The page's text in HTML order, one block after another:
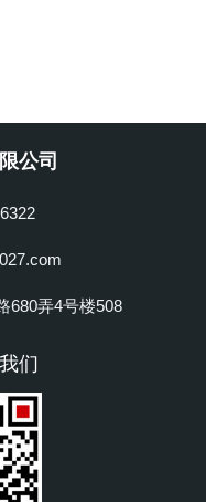
公司
680弄4号楼508
们